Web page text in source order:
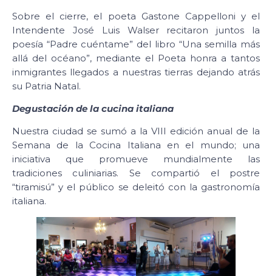
Sobre el cierre, el poeta Gastone Cappelloni y el
Intendente José Luis Walser recitaron juntos la
poesía “Padre cuéntame” del libro “Una semilla más
allá del océano”, mediante el Poeta honra a tantos
inmigrantes llegados a nuestras tierras dejando atrás
su Patria Natal.
Degustación de la cucina italiana
Nuestra ciudad se sumó a la VIII edición anual de la
Semana de la Cocina Italiana en el mundo; una
iniciativa que promueve mundialmente las
tradiciones culiniarias. Se compartió el postre
“tiramisú” y el público se deleitó con la gastronomía
italiana.